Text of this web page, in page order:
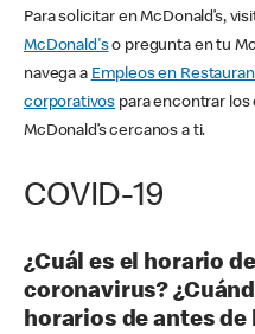
Para solicitar en McDonald’s,
McDonald'so pregunta en tu
navega a Empleos en
corporativos para encontrar
McDonald’s cercanos a ti.
COVID-19
¿Cuál es el horario
coronavirus?
horarios de antes de